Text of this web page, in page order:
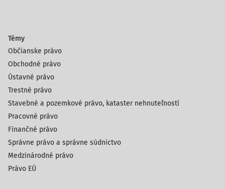
Témy
Občianske právo
Obchodné právo
Ústavné právo
Trestné právo
Stavebné a pozemkové právo, kataster nehnuteľností
Pracovné právo
Finančné právo
Správne právo a správne súdnictvo
Medzinárodné právo
Právo EÚ